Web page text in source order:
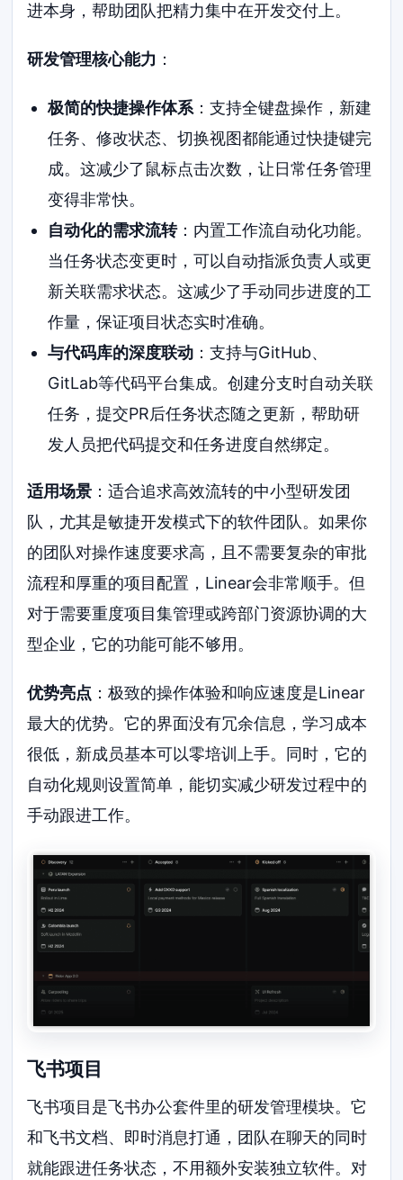
进本身，帮助团队把精力集中在开发交付上。
研发管理核心能力 ：
极简的快捷操作体系：支持全键盘操作，新建
任务、修改状态、切换视图都能通过快捷键完
成。这减少了鼠标点击次数，让日常任务管理
变得非常快。
自动化的需求流转：内置工作流自动化功能。
当任务状态变更时，可以自动指派负责人或更
新关联需求状态。这减少了手动同步进度的工
作量，保证项目状态实时准确。
与代码库的深度联动：支持与GitHub、
GitLab等代码平台集成。创建分支时自动关联
任务，提交PR后任务状态随之更新，帮助研
发人员把代码提交和任务进度自然绑定。
适用场景 ：适合追求高效流转的中小型研发团
队，尤其是敏捷开发模式下的软件团队。如果你
的团队对操作速度要求高，且不需要复杂的审批
流程和厚重的项目配置，Linear会非常顺手。但
对于需要重度项目集管理或跨部门资源协调的大
型企业，它的功能可能不够用。
优势亮点 ：极致的操作体验和响应速度是Linear
最大的优势。它的界面没有冗余信息，学习成本
很低，新成员基本可以零培训上手。同时，它的
自动化规则设置简单，能切实减少研发过程中的
手动跟进工作。
飞书项目
飞书项目是飞书办公套件里的研发管理模块。它
和飞书文档、即时消息打通，团队在聊天的同时
就能跟进任务状态，不用额外安装独立软件。对